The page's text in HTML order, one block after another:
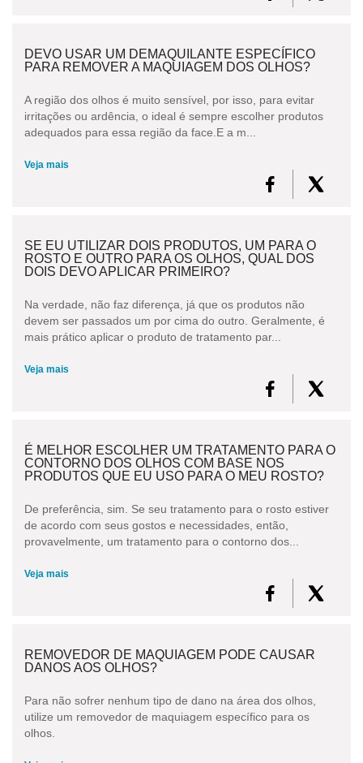
DEVO USAR UM DEMAQUILANTE ESPECÍFICO
PARA REMOVER A MAQUIAGEM DOS OLHOS?
A região dos olhos é muito sensível, por isso, para evitar
irritações ou ardência, o ideal é sempre escolher produtos
adequados para essa região da face.E a m...
Veja mais
SE EU UTILIZAR DOIS PRODUTOS, UM PARA O
ROSTO E OUTRO PARA OS OLHOS, QUAL DOS
DOIS DEVO APLICAR PRIMEIRO?
Na verdade, não faz diferença, já que os produtos não
devem ser passados um por cima do outro. Geralmente, é
mais prático aplicar o produto de tratamento par...
Veja mais
É MELHOR ESCOLHER UM TRATAMENTO PARA O
CONTORNO DOS OLHOS COM BASE NOS
PRODUTOS QUE EU USO PARA O MEU ROSTO?
De preferência, sim. Se seu tratamento para o rosto estiver
de acordo com seus gostos e necessidades, então,
provavelmente, um tratamento para o contorno dos...
Veja mais
REMOVEDOR DE MAQUIAGEM PODE CAUSAR
DANOS AOS OLHOS?
Para não sofrer nenhum tipo de dano na área dos olhos,
utilize um removedor de maquiagem específico para os
olhos.